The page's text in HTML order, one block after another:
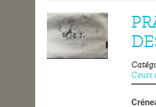
ENSEIGNEMENT
INTERNATIONAL
Cours